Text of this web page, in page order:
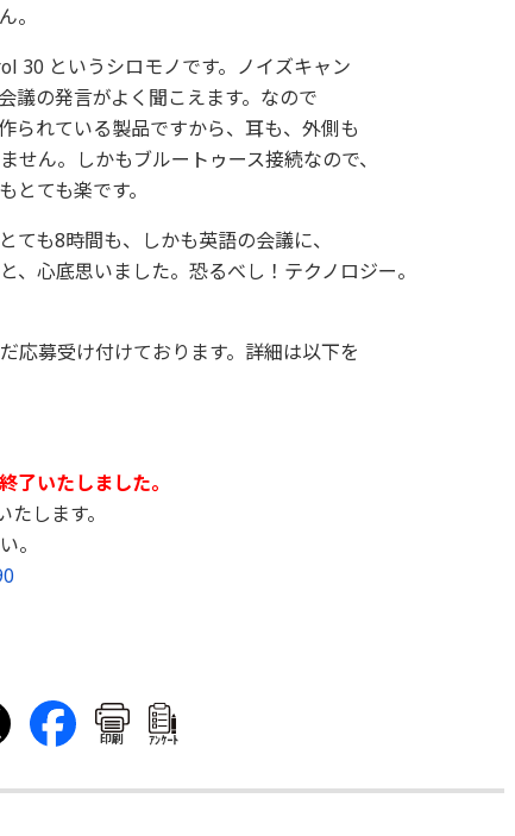
。
30 というシロモノです。ノイズキャン
議の発言がよく聞こえます。なので
られている製品ですから、耳も、外側も
ん。しかもブルートゥース接続なので、
ても楽です。
ても8時間も、しかも英語の会議に、
心底思いました。恐るべし！テクノロジー。
応募受け付けております。詳細は以下を
了いたしました。
します。
。
印刷 ｱﾝｹｰﾄ